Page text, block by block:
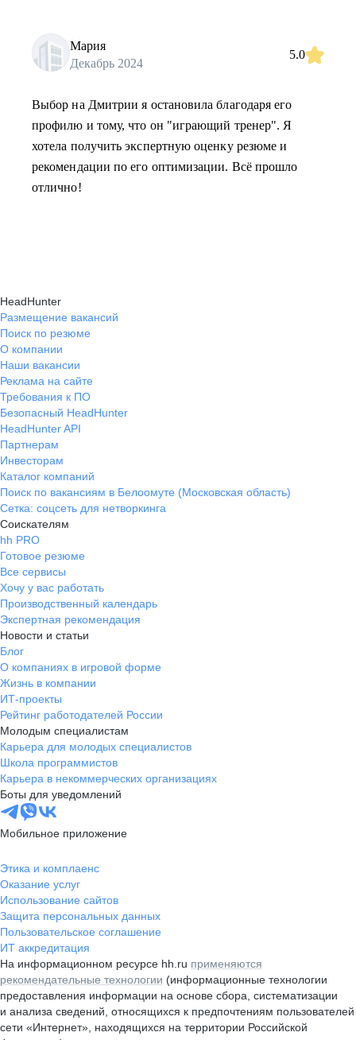
Мария
Декабрь 2024
5.0
Выбор на Дмитрии я остановила благодаря его
профилю и тому, что он "играющий тренер". Я
хотела получить экспертную оценку резюме и
рекомендации по его оптимизации. Всё прошло
отлично!
HeadHunter
Размещение вакансий
Поиск по резюме
О компании
Наши вакансии
Реклама на сайте
Требования к ПО
Безопасный HeadHunter
HeadHunter API
Партнерам
Инвесторам
Каталог компаний
Поиск по вакансиям в Белоомуте (Московская область)
Сетка: соцсеть для нетворкинга
Соискателям
hh PRO
Готовое резюме
Все сервисы
Хочу у вас работать
Производственный календарь
Экспертная рекомендация
Новости и статьи
Блог
О компаниях в игровой форме
Жизнь в компании
ИТ-проекты
Рейтинг работодателей России
Молодым специалистам
Карьера для молодых специалистов
Школа программистов
Карьера в некоммерческих организациях
Боты для уведомлений
Мобильное приложение
Этика и комплаенс
Оказание услуг
Использование сайтов
Защита персональных данных
Пользовательское соглашение
ИТ аккредитация
На информационном ресурсе hh.ru применяются
рекомендательные технологии (информационные технологии
предоставления информации на основе сбора, систематизации
и анализа сведений, относящихся к предпочтениям пользователей
сети «Интернет», находящихся на территории Российской